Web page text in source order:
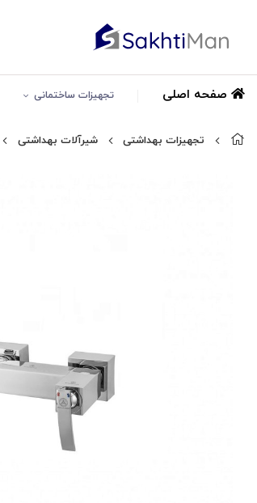
صفحه اصلی تجهیزات ساختمانی
تجهیزات بهداشتی شیرآلات بهداشتی